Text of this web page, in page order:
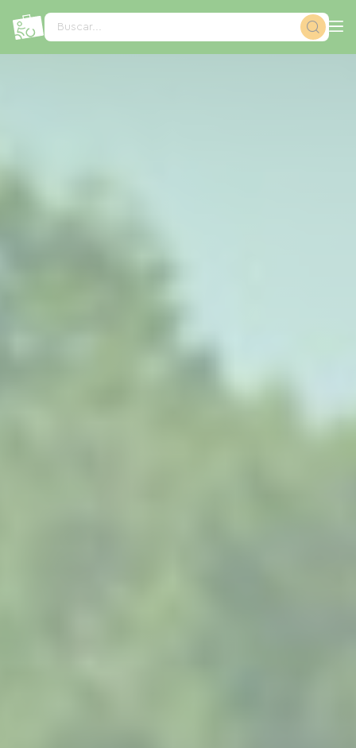
Buscar...
Panel de gestión de cookies